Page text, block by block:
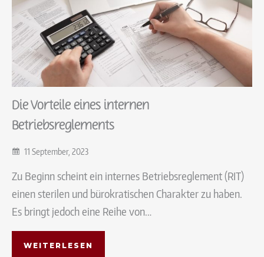
Die Vorteile eines internen
Betriebsreglements
11 September, 2023
Zu Beginn scheint ein internes Betriebsreglement (RIT)
einen sterilen und bürokratischen Charakter zu haben.
Es bringt jedoch eine Reihe von…
WEITERLESEN